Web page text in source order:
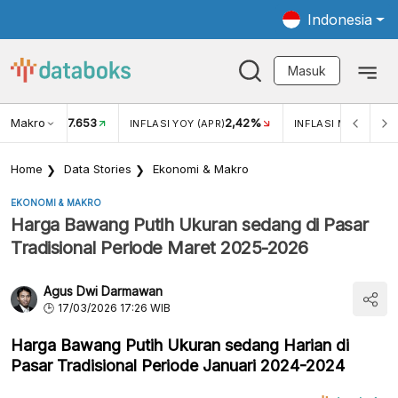
Indonesia
Masuk
Makro
USD/IDR 17.653 INFLASI YOY (APR)2,42% INFLASI MOM (APR)
Home Data Stories Ekonomi & Makro
EKONOMI & MAKRO
Harga Bawang Putih Ukuran sedang di Pasar
Tradisional Periode Maret 2025-2026
Agus Dwi Darmawan
17/03/2026 17:26 WIB
Harga Bawang Putih Ukuran sedang Harian di
Pasar Tradisional Periode Januari 2024-2024